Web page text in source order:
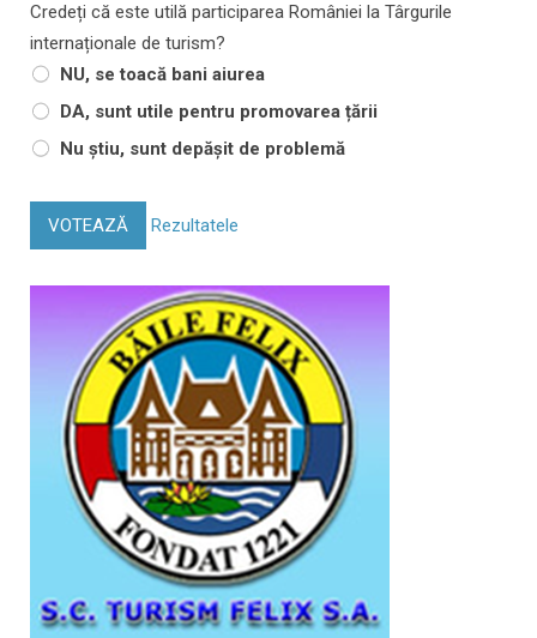
Credeți că este utilă participarea României la Târgurile
internaționale de turism?
NU, se toacă bani aiurea
DA, sunt utile pentru promovarea țării
Nu știu, sunt depășit de problemă
VOTEAZĂ Rezultatele